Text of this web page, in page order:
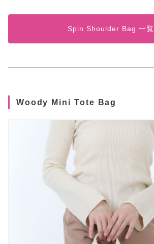
Spin Shoulder Bag 一覧
Woody Mini Tote Bag